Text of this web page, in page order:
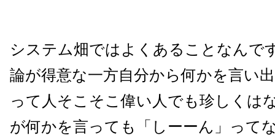
システム畑ではよくあることなんで
論が得意な一方自分から何かを言い
って人そこそこ偉い人でも珍しくは
が何かを言っても「しーーん」って